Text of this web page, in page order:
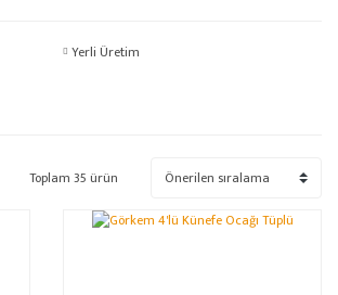
Yerli Üretim
Toplam 35 ürün